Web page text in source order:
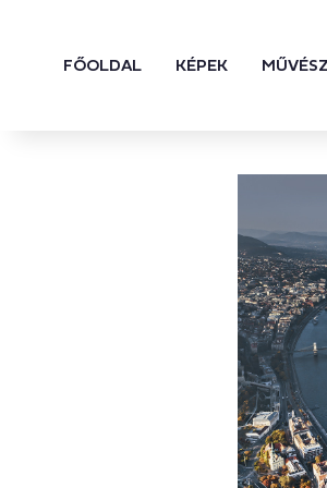
FŐOLDAL KÉPEK